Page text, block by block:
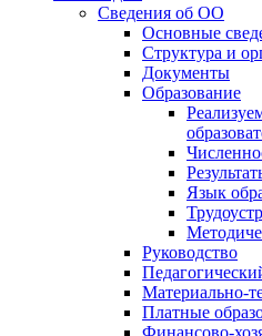
Сведения об ОО
Основные
Структура и
Документы
Образование
Язык
Руководство
Материально-
Платные
Финансово-